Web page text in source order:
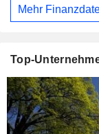
Mehr
Top-